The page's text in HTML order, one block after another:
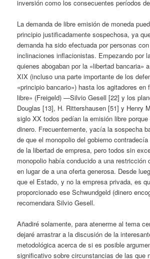
inversión como los consecuentes períodos
La demanda de libre emisión de moneda
principio justificadamente sospechosa, ya
demanda ha sido efectuada por personas
inclinaciones inflacionistas. Empezando por
quienes abogaban por la «libertad bancaria»
XIX (incluso una parte importante de los
«principio bancario») hasta los agitadores en
libre» (Freigeld) —Silvio Gesell [22] y los
Douglas [13], H. Rittershausen [51] y Henry
siglo XX todos pedían la emisión libre
dinero. Frecuentemente, yacía la sospecha
de que el monopolio del gobierno
de la libertad de empresa, pero todos sin
monopolio había conducido a una restricción
en lugar de a una oferta generosa. Desde
que el Estado, y no la empresa privada, es
proporcionado ese Schwundgeld (dinero
recomendara Silvio Gesell.
Añadiré solamente, para atenerme al tema
dejaré arrastrar a la discusión de la
metodológica acerca de si es posible
significativo sobre circunstancias de las que